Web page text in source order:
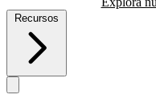
Recursos